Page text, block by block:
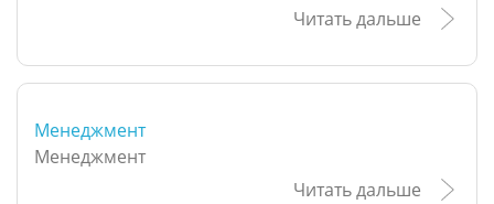
Читать дальше
Менеджмент
Менеджмент
Читать дальше